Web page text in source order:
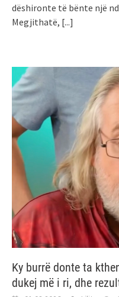
dëshironte të bënte një
Megjithatë, [...]
Ky burrë donte ta
dukej më i ri, dhe